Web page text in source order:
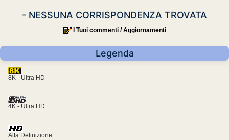
- NESSUNA CORRISPONDENZA TROVATA
I Tuoi commenti / Aggiornamenti
Legenda
8K - Ultra HD
4K - Ultra HD
Alta Definizione